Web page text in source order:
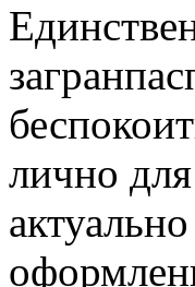
лично